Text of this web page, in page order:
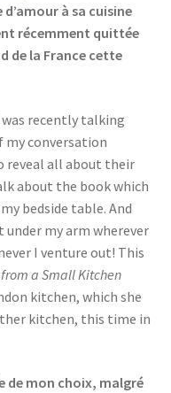
à sa cuisine
récemment quittée
de la France cette
was recently talking
my conversation
reveal all about their
about the book which
bedside table. And
my arm wherever
I venture out! This
a Small Kitchen
kitchen, which she
kitchen, this time in
de mon choix, malgré